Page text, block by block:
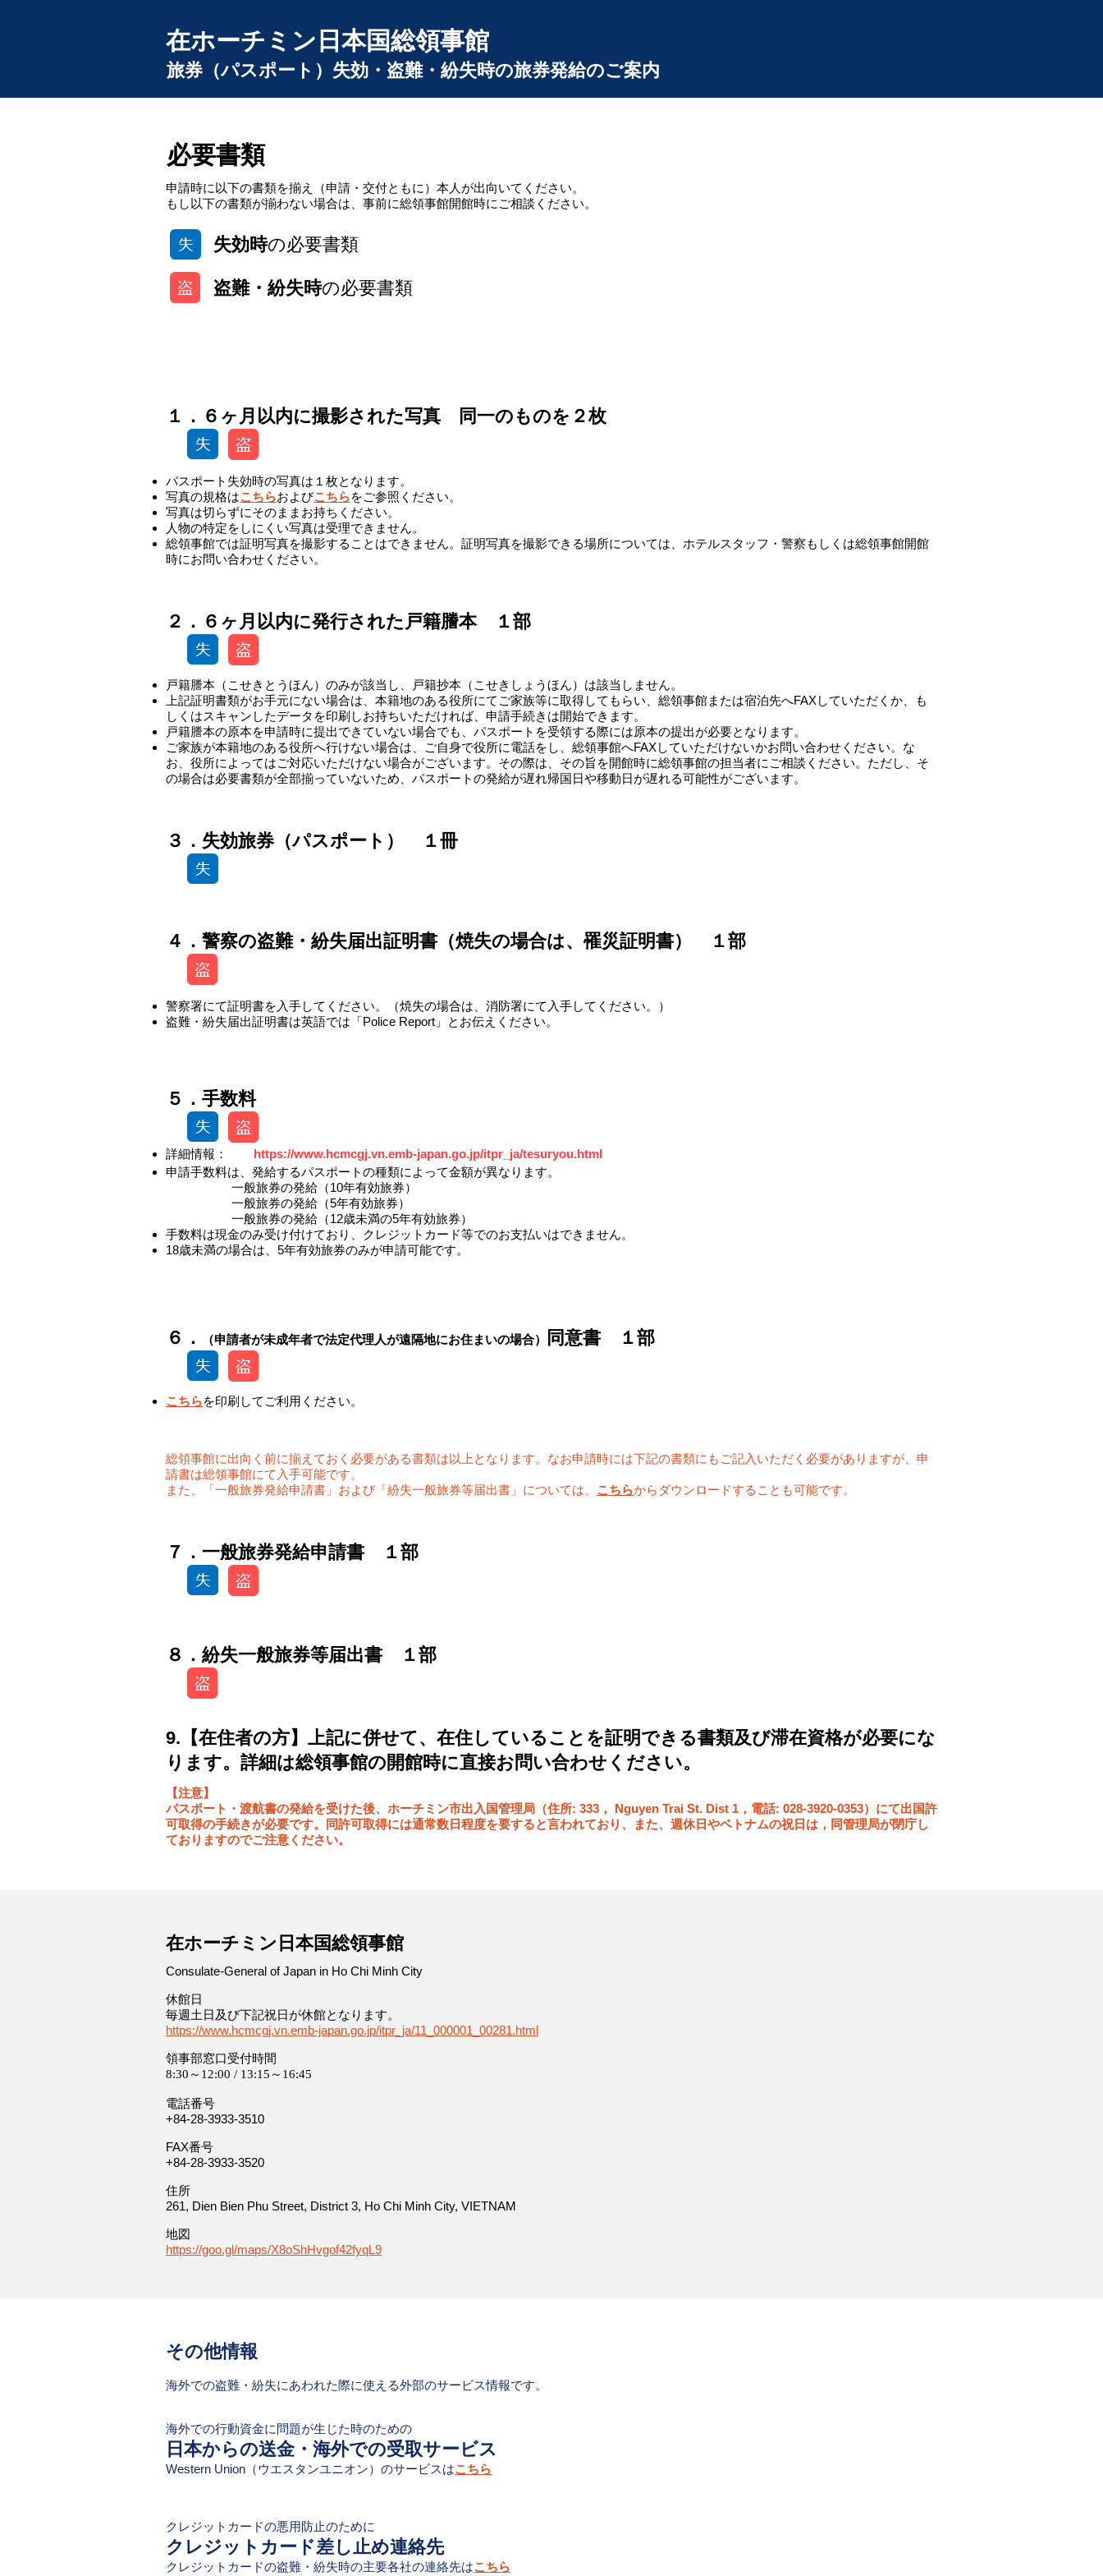
在ホーチミン日本国総領事館
旅券（パスポート）失効・盗難・紛失時の旅券発給のご案内
必要書類
申請時に以下の書類を揃え（申請・交付ともに）本人が出向いてください。
もし以下の書類が揃わない場合は、事前に総領事館開館時にご相談ください。
失効時の必要書類
盗難・紛失時の必要書類
１．６ヶ月以内に撮影された写真 同一のものを２枚
パスポート失効時の写真は１枚となります。
写真の規格はこちらおよびこちらをご参照ください。
写真は切らずにそのままお持ちください。
人物の特定をしにくい写真は受理できません。
総領事館では証明写真を撮影することはできません。証明写真を撮影できる場所については、ホテルスタッフ・警察もしくは総領事館開館
時にお問い合わせください。
２．６ヶ月以内に発行された戸籍謄本 １部
戸籍謄本（こせきとうほん）のみが該当し、戸籍抄本（こせきしょうほん）は該当しません。
上記証明書類がお手元にない場合は、本籍地のある役所にてご家族等に取得してもらい、総領事館または宿泊先へFAXしていただくか、も
しくはスキャンしたデータを印刷しお持ちいただければ、申請手続きは開始できます。
戸籍謄本の原本を申請時に提出できていない場合でも、パスポートを受領する際には原本の提出が必要となります。
ご家族が本籍地のある役所へ行けない場合は、ご自身で役所に電話をし、総領事館へFAXしていただけないかお問い合わせください。な
お、役所によってはご対応いただけない場合がございます。その際は、その旨を開館時に総領事館の担当者にご相談ください。ただし、そ
の場合は必要書類が全部揃っていないため、パスポートの発給が遅れ帰国日や移動日が遅れる可能性がございます。
３．失効旅券（パスポート） １冊
４．警察の盗難・紛失届出証明書（焼失の場合は、罹災証明書） １部
警察署にて証明書を入手してください。（焼失の場合は、消防署にて入手してください。）
盗難・紛失届出証明書は英語では「Police Report」とお伝えください。
​​５．手数料
​詳細情報：
https://www.hcmcgj.vn.emb-japan.go.jp/itpr_ja/tesuryou.html
申請手数料は、発給するパスポートの種類によって金額が異なります。
一般旅券の発給（10年有効旅券）
一般旅券の発給（5年有効旅券）
一般旅券の発給（12歳未満の5年有効旅券）
​手数料は現金のみ受け付けており、クレジットカード等でのお支払いはできません。
​18歳未満の場合は、5年有効旅券のみが申請可能です。
​​６． （申請者が未成年者で法定代理人が遠隔地にお住まいの場合） ​同意書 １部
こちらを印刷してご利用ください。
総領事館に出向く前に揃えておく必要がある書類は以上となります。なお申請時には下記の書類にもご記入いただく必要がありますが、申
請書は総領事館にて入手可能です。
また、「一般旅券発給申請書」および「紛失一般旅券等届出書」については、 こちらからダウンロードすることも可能です。
​７．一般旅券発給申請書 １部
８．紛失一般旅券等届出書 １部
9.【在住者の方】上記に併せて、在住していることを証明できる書類及び滞在資格が必要にな
ります。詳細は総領事館の開館時に直接お問い合わせください。
【注意】
パスポート・渡航書の発給を受けた後、ホーチミン市出入国管理局（住所: 333， Nguyen Trai St. Dist 1，電話: 028-3920-0353）にて出国許
可取得の手続きが必要です。同許可取得には通常数日程度を要すると言われており、また、週休日やベトナムの祝日は，同管理局が閉庁し
ておりますのでご注意ください。
在ホーチミン日本国総領事館
Consulate-General of Japan in Ho Chi Minh City
休館日
毎週土日及び下記祝日が休館となります。
https://www.hcmcgj.vn.emb-japan.go.jp/itpr_ja/11_000001_00281.html
領事部窓口受付時間
8:30～12:00 / 13:15～16:45
電話番号
+84-28-3933-3510
FAX番号
+84-28-3933-3520
住所
261, Dien Bien Phu Street, District 3, Ho Chi Minh City, VIETNAM
​地図
https://goo.gl/maps/X8oShHvgof42fyqL9
​その他情報
海外での盗難・紛失にあわれた際に使える外部のサービス情報です。
海外での行動資金に問題が生じた時のための
日本からの送金・海外での受取サービス
​Western Union（ウエスタンユニオン）のサービスはこちら
クレジットカードの悪用防止のために
クレジットカード差し止め連絡先
クレジットカードの盗難・紛失時の主要各社の連絡先はこちら